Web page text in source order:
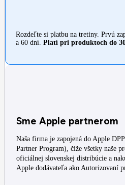
Rozdeľte si platbu na tretiny. Prvú
a 60 dní. Platí pri produktoch do
Sme Apple partnerom
Naša firma je zapojená do Apple
Partner Program), čiže všetky naše
oficiálnej slovenskej distribúcie a
Apple dodávateľa ako Autorizovaní